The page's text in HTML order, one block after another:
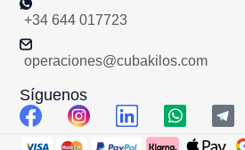
+34 644 017723
operaciones@cubakilos.com
Síguenos